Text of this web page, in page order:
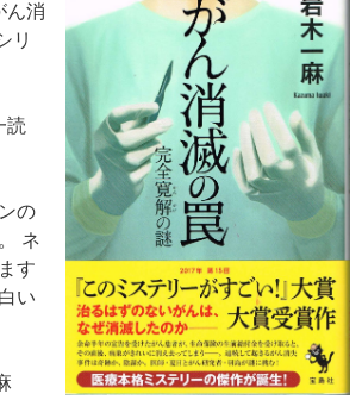
ん消
リ
読
の
ネ
す
い